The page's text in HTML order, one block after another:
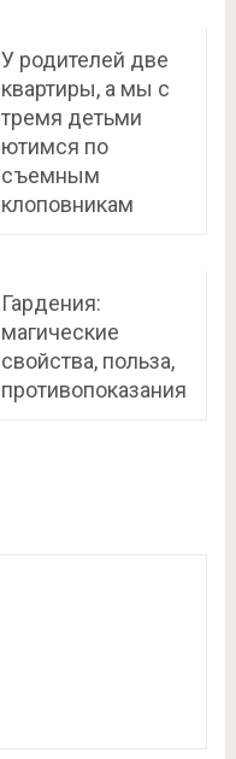
У родителей две
квартиры, а мы с
тремя детьми
ютимся по
съемным
клоповникам
Гардения:
магические
свойства, польза,
противопоказания